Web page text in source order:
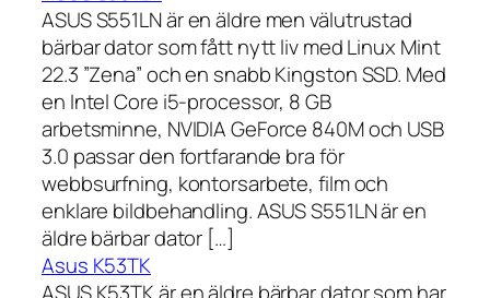
ASUS S551LN är en äldre men välutrustad
bärbar dator som fått nytt liv med Linux Mint
22.3 ”Zena” och en snabb Kingston SSD. Med
en Intel Core i5-processor, 8 GB
arbetsminne, NVIDIA GeForce 840M och USB
3.0 passar den fortfarande bra för
webbsurfning, kontorsarbete, film och
enklare bildbehandling. ASUS S551LN är en
äldre bärbar dator […]
Asus K53TK
ASUS K53TK är en äldre bärbar dator som har